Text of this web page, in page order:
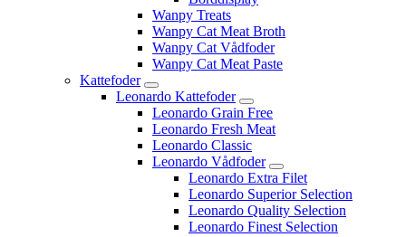
Wanpy Treats
Wanpy Cat Meat Broth
Wanpy Cat Vådfoder
Wanpy Cat Meat Paste
Kattefoder
Leonardo Kattefoder
Leonardo Grain Free
Leonardo Fresh Meat
Leonardo Classic
Leonardo Vådfoder
Leonardo Extra Filet
Leonardo Superior Selection
Leonardo Quality Selection
Leonardo Finest Selection